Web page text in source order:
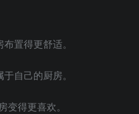
置得更舒适。
自己的厨房。
得更喜欢。